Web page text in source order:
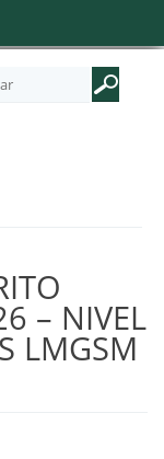
– NIVEL
LMGSM